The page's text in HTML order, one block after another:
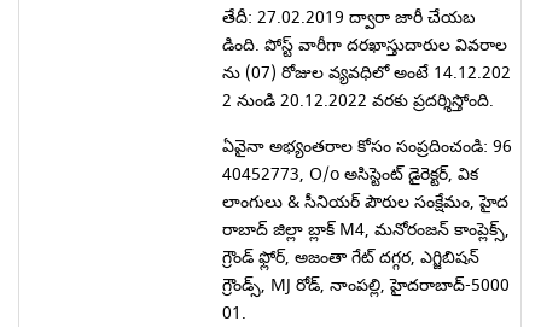
తేదీ: 27.02.2019 ద్వారా జారీ చేయబ
డింది. పోస్ట్ వారీగా దరఖాస్తుదారుల వివరాల
ను (07) రోజుల వ్యవధిలో అంటే 14.12.202
2 నుండి 20.12.2022 వరకు ప్రదర్శిస్తోంది.
ఏవైనా అభ్యంతరాల కోసం సంప్రదించండి: 96
40452773, O/o అసిస్టెంట్ డైరెక్టర్, విక
లాంగులు & సీనియర్ పౌరుల సంక్షేమం, హైద
రాబాద్ జిల్లా బ్లాక్ M4, మనోరంజన్ కాంప్లెక్స్,
గ్రౌండ్ ఫ్లోర్, అజంతా గేట్ దగ్గర, ఎగ్జిబిషన్
గ్రౌండ్స్, MJ రోడ్, నాంపల్లి, హైదరాబాద్-5000
01.